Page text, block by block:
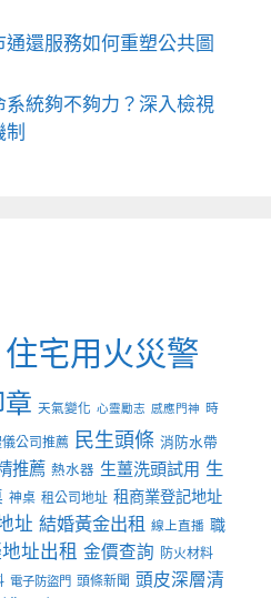
還服務如何重塑公共圖
統夠不夠力？深入檢視
住宅用火災警
天氣變化 心靈勵志 感應門神 時
公司推薦 民生頭條 消防水帶
推薦 熱水器 生薑洗頭試用 生
神桌 租公司地址 租商業登記地址
址 結婚黃金出租 線上直播 職
址出租 金價查詢 防火材料
電子防盜門 頭條新聞 頭皮深層清